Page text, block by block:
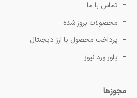
تماس با ما
محصولات بروز شده
پرداخت محصول با ارز دیجیتال
پاور ورد نیوز
مجوزها